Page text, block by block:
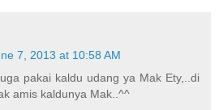
7, 2013 at 10:58 AM
pakai kaldu udang ya Mak Ety,..di
amis kaldunya Mak..^^